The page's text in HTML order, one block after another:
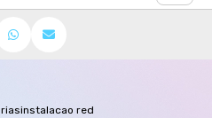
instalacao redes seguranca escadas